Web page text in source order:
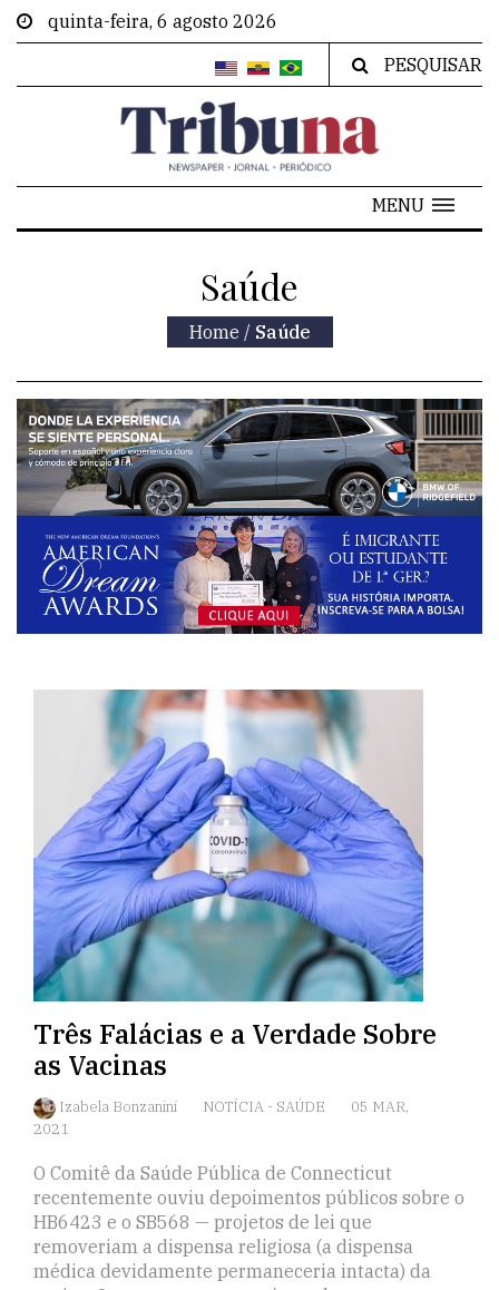
quinta-feira, 6 agosto 2026
PESQUISAR
MENU
Saúde
Home / Saúde
Três Falácias e a Verdade Sobre
as Vacinas
Izabela Bonzanini NOTÍCIA - SAÚDE
05 MAR,
2021
O Comitê da Saúde Pública de Connecticut
recentemente ouviu depoimentos públicos sobre o
HB6423 e o SB568 — projetos de lei que
removeriam a dispensa religiosa (a dispensa
médica devidamente permaneceria intacta) da